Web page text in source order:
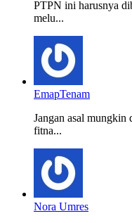
PTPN ini harusnya
melu...
EmapTenam
Jangan asal mungkin
fitna...
Nora Umres